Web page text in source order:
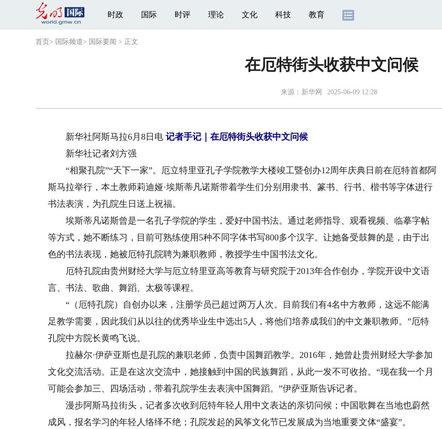
时政 国际 时评 理论 文化 科技 教育
首页 > 国际频道> 国际要闻 > 正文
在厄特街头收获中文问候
来源： 新华网 2025-06-09 12:28
新华社阿斯马拉6月8日电记者手记｜在厄特街头收获中文问候
新华社记者刘方强
“相聚孔院”“天下一家”。厄立特里亚孔子学院教学大楼竣工暨创办12周年庆典日前在厄特首都阿
斯马拉举行，本土教师莉迪娅·埃斯蒂凡诺斯带着学生们分别用隶书、篆书、行书、楷书等字体进行
书法表演，为孔院生日送上祝福。
埃斯蒂凡诺斯曾是一名孔子学院的学生，爱好中国书法。通过老师指导、观看视频、临摹字帖
等方式，她不断练习，目前可熟练使用5种不同字体书写800多个汉字。让她备受鼓舞的是，由于出
色的书法表现，她被厄特孔院聘为兼职教师，教授学生中国书法文化。
厄特孔院由贵州财经大学与厄立特里亚高等教育与研究院于2013年合作创办，学院开设中文语
言、书法、歌曲、舞蹈、太极等课程。
“（厄特孔院）自创办以来，注册学员已超过两万人次。目前我们有4名中方教师，这远不能满
足教学需要，因此我们从以往的优秀毕业生中选出5人，将他们培养成我们的中文兼职教师。”厄特
孔院中方院长黄鸣飞说。
拉赫尔·伊萨亚斯也是孔院的兼职老师，负责中国舞蹈教学。2016年，她曾赴贵州财经大学参加
文化交流活动。正是在这次交流中，她接触到中国的民族舞蹈，从此一发不可收拾。“现在我一个月
可能会参加三、四场活动，带着孔院学生去表演中国舞蹈。”伊萨亚斯告诉记者。
漫步阿斯马拉街头，记者多次收到厄特年轻人用中文表达的亲切问候；中国歌舞在当地也蔚然
成风，报名学习的年轻人络绎不绝；孔院发起的风筝文化节已发展成为当地重要文体“盛宴”。